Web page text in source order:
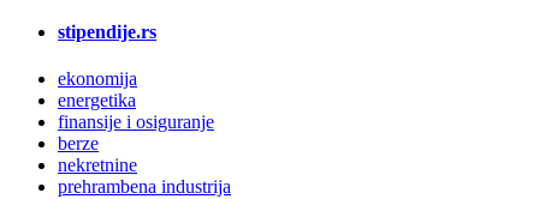
stipendije.rs
ekonomija
energetika
finansije i osiguranje
berze
nekretnine
prehrambena industrija